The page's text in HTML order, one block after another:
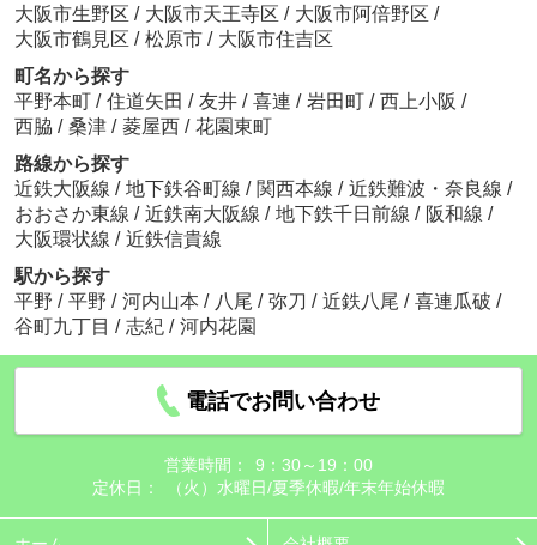
大阪市生野区 / 大阪市天王寺区 / 大阪市阿倍野区 /
大阪市鶴見区 / 松原市 / 大阪市住吉区
町名から探す
平野本町 / 住道矢田 / 友井 / 喜連 / 岩田町 / 西上小阪 /
西脇 / 桑津 / 菱屋西 / 花園東町
路線から探す
近鉄大阪線 / 地下鉄谷町線 / 関西本線 / 近鉄難波・奈良線 /
おおさか東線 / 近鉄南大阪線 / 地下鉄千日前線 / 阪和線 /
大阪環状線 / 近鉄信貴線
駅から探す
平野 / 平野 / 河内山本 / 八尾 / 弥刀 / 近鉄八尾 / 喜連瓜破 /
谷町九丁目 / 志紀 / 河内花園
電話でお問い合わせ
営業時間：
9：30～19：00
定休日：
（火）水曜日/夏季休暇/年末年始休暇